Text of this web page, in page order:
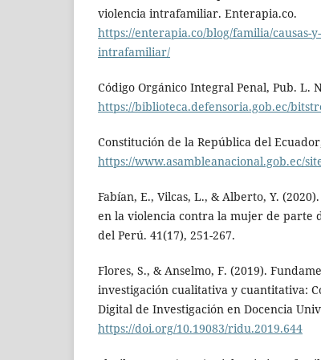
violencia intrafamiliar. Enterapia.co.
https://enterapia.co/blog/familia/causas-
intrafamiliar/
Código Orgánico Integral Penal, Pub. L.
https://biblioteca.defensoria.gob.ec/
Constitución de la República del
https://www.asambleanacional.gob.ec/
Fabían, E., Vilcas, L., & Alberto, Y.
en la violencia contra la mujer de parte
del Perú. 41(17), 251-267.
Flores, S., & Anselmo, F. (2019).
investigación cualitativa y cuantitativa:
Digital de Investigación en Docencia
https://doi.org/10.19083/ridu.2019.644